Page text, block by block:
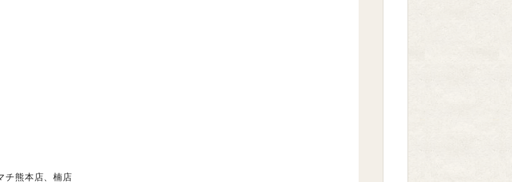
チ熊本店、楠店